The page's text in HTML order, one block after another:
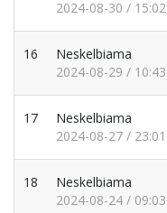
2024-08-30 / 15:02
16
Neskelbiama
2024-08-29 / 10:43
17
Neskelbiama
2024-08-27 / 23:01
18
Neskelbiama
2024-08-24 / 09:03